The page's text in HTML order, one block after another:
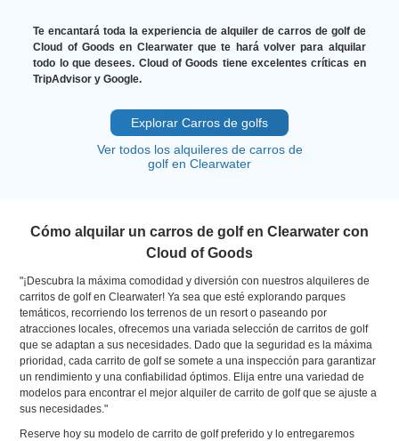
Te encantará toda la experiencia de alquiler de carros de golf de
Cloud of Goods en Clearwater que te hará volver para alquilar
todo lo que desees. Cloud of Goods tiene excelentes críticas en
TripAdvisor y Google.
Explorar Carros de golfs
Ver todos los alquileres de carros de
golf en Clearwater
Cómo alquilar un carros de golf en Clearwater con
Cloud of Goods
"¡Descubra la máxima comodidad y diversión con nuestros alquileres de
carritos de golf en Clearwater! Ya sea que esté explorando parques
temáticos, recorriendo los terrenos de un resort o paseando por
atracciones locales, ofrecemos una variada selección de carritos de golf
que se adaptan a sus necesidades. Dado que la seguridad es la máxima
prioridad, cada carrito de golf se somete a una inspección para garantizar
un rendimiento y una confiabilidad óptimos. Elija entre una variedad de
modelos para encontrar el mejor alquiler de carrito de golf que se ajuste a
sus necesidades."
Reserve hoy su modelo de carrito de golf preferido y lo entregaremos